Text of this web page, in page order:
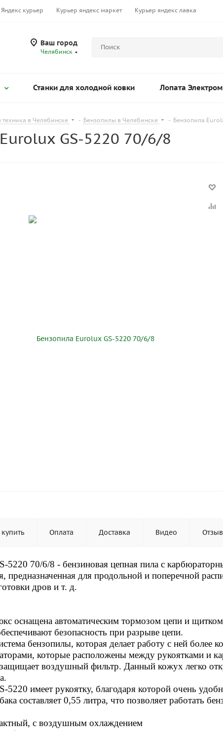
Яндекс курьер Курьер яндекс маркет Курьер яндекс лавка
Ваш город
Челябинск
Станки для холодной ковки Лопата
техника в Челябинске - Бензопилы в Челябинске - Бензопила
GS-5220 70/6/8
Оплата Доставка Видео
5220 70/6/8 - бензиновая цепная пила с
предназначенная для продольной и поперечной
дров и т. д.
оснащена автоматическим тормозом цепи и
безопасность при разрыве цепи.
бензопилы, которая делает работу с ней более
которые расположены между рукоятками и
воздушный фильтр. Данный кожух легко
5220 имеет рукоятку, благодаря которой очень
составляет 0,55 литра, что позволяет работать
с воздушным охлаждением